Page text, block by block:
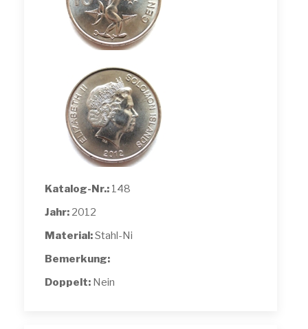
Katalog-Nr.: 148
Jahr: 2012
Material:Stahl-Ni
Bemerkung:
Doppelt: Nein